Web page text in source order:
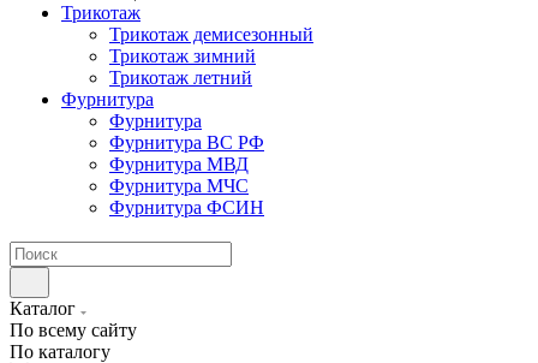
Трикотаж
Трикотаж демисезонный
Трикотаж зимний
Трикотаж летний
Фурнитура
Фурнитура
Фурнитура ВС РФ
Фурнитура МВД
Фурнитура МЧС
Фурнитура ФСИН
Каталог
По всему сайту
По каталогу